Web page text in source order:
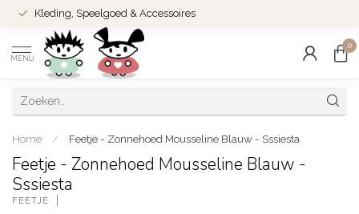
Kleding, Speelgoed & Accessoires
MENU
0
Home / Feetje - Zonnehoed Mousseline Blauw - Sssiesta
Feetje - Zonnehoed Mousseline Blauw -
Sssiesta
FEETJE